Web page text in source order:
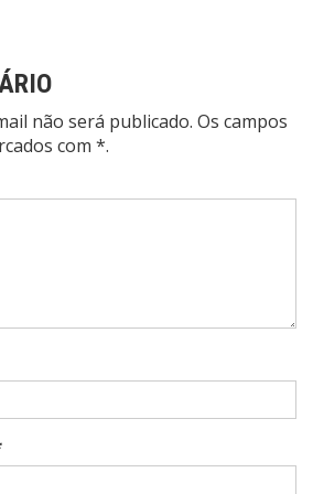
não será publicado. Os campos
com *.